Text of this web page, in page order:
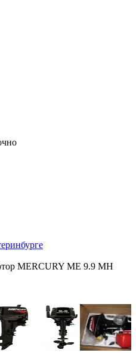
MERCURY ME 9.9 MH